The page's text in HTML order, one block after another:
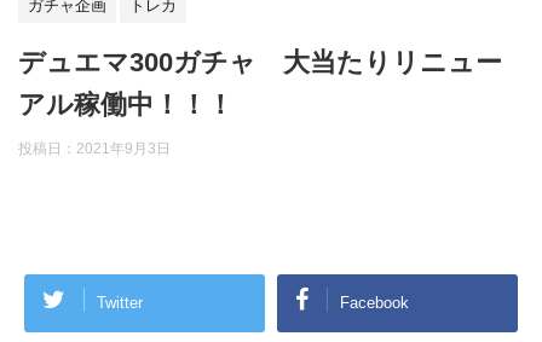
ガチャ企画 トレカ
デュエマ300ガチャ 大当たりリニュー
アル稼働中！！！
投稿日： 2021年9月3日
Twitter Facebook